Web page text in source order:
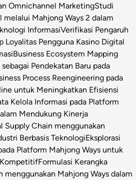
Omnichannel MarketingStudi
Mahjong Ways 2 dalam
InformasiVerifikasi Pengaruh
Loyalitas Pengguna Kasino Digital
Business Ecosystem Mapping
Pendekatan Baru pada
Process Reengineering pada
untuk Meningkatkan Efisiensi
Kelola Informasi pada Platform
Mendukung Kinerja
Supply Chain menggunakan
Berbasis TeknologiEksplorasi
Platform Mahjong Ways untuk
Formulasi Kerangka
menggunakan Mahjong Ways dalam